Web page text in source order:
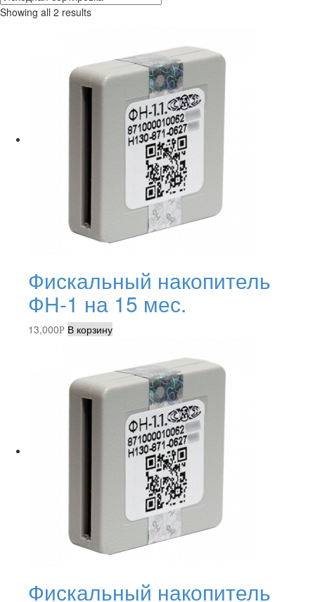
Showing all 2 results
Фискальный накопитель
ФН-1 на 15 мес.
13,000Р В корзину
Фискальный накопитель